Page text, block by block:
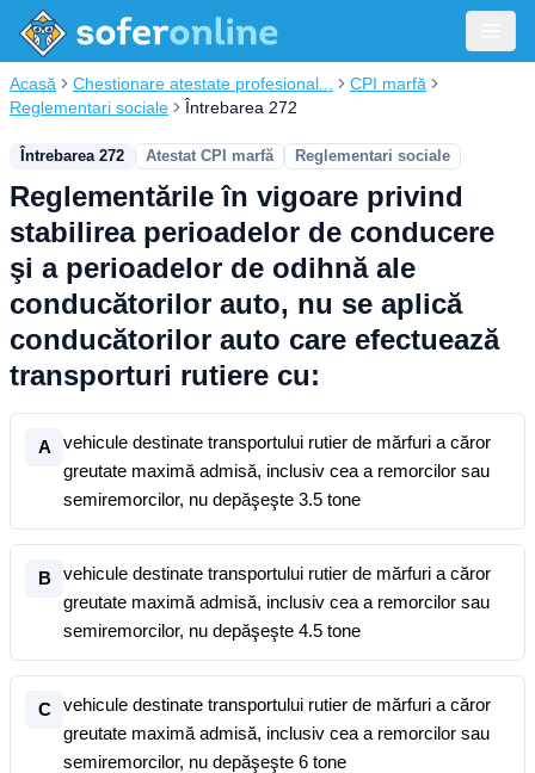
Acasă Chestionare atestate profesional...
CPI marfă
Reglementari sociale
Întrebarea 272
Întrebarea 272 Atestat CPI marfă Reglementari sociale
Reglementările în vigoare privind
stabilirea perioadelor de conducere
şi a perioadelor de odihnă ale
conducătorilor auto, nu se aplică
conducătorilor auto care efectuează
transporturi rutiere cu:
A
vehicule destinate transportului rutier de mărfuri a căror
greutate maximă admisă, inclusiv cea a remorcilor sau
semiremorcilor, nu depăşeşte 3.5 tone
B
vehicule destinate transportului rutier de mărfuri a căror
greutate maximă admisă, inclusiv cea a remorcilor sau
semiremorcilor, nu depăşeşte 4.5 tone
C
vehicule destinate transportului rutier de mărfuri a căror
greutate maximă admisă, inclusiv cea a remorcilor sau
semiremorcilor, nu depăşeşte 6 tone